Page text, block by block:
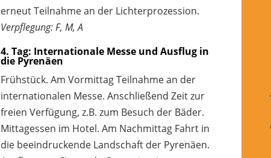
erneut Teilnahme an der Lichterprozession.
Verpflegung: F, M, A
4. Tag: Internationale Messe und Ausflug in
die Pyrenäen
Frühstück. Am Vormittag Teilnahme an der
internationalen Messe. Anschließend Zeit zur
freien Verfügung, z.B. zum Besuch der Bäder.
Mittagessen im Hotel. Am Nachmittag Fahrt in
die beeindruckende Landschaft der Pyrenäen.